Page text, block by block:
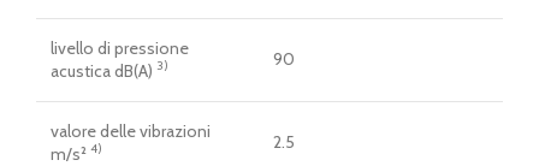
livello di pressione
acustica dB(A) 3) 90
valore delle vibrazioni
m/s² 4) 2.5